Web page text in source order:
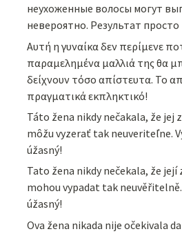
неухоженные волосы могут
невероятно. Результат
Αυτή η γυναίκα δεν περίμενε
παραμελημένα μαλλιά της θα
δείχνουν τόσο απίστευτα. Το
πραγματικά εκπληκτικό!
Táto žena nikdy nečakala, že jej
môžu vyzerať tak neuveriteľne.
úžasný!
Tato žena nikdy nečekala, že její
mohou vypadat tak
úžasný!
Ova žena nikada nije očekivala